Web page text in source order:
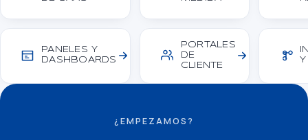
PANELES Y
DASHBOARDS
PORTALES
DE
CLIENTE
¿EMPEZAMOS?